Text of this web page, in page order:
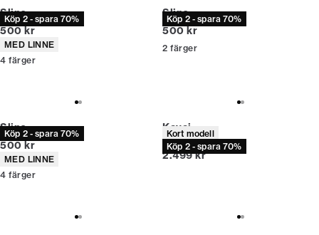
Köp 2 - spara 70%
Slips
Nuvarande pris
500 kr
Produktattribut
MED LINNE
4 färger
Köp 2 - spara 70%
Slips
Nuvarande pris
500 kr
2 färger
Köp 2 - spara 70%
Slips
Nuvarande pris
500 kr
Produktattribut
MED LINNE
4 färger
Kort modell
Köp 2 - spara 70%
Kavaj
Modern fit
Nuvarande pris
2.499 kr